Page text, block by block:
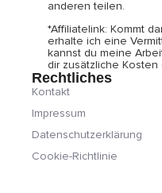
anderen teilen.
*Affiliatelink: Kommt
erhalte ich eine
kannst du meine
dir zusätzliche
Rechtliches
Kontakt
Impressum
Datenschutzerklärung
Cookie-Richtlinie